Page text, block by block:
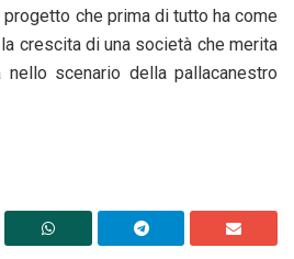
che prima di tutto ha come
crescita di una società che merita
scenario della pallacanestro